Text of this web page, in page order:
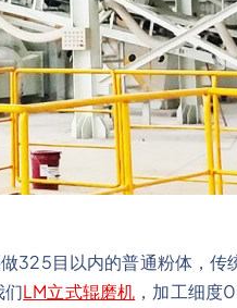
325目以内的普通粉体，传
们LM立式辊磨机 ，加工细度